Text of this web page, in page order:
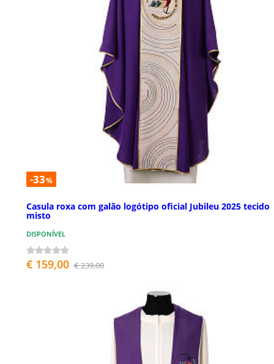
-33%
Casula roxa com galão logótipo oficial Jubileu 2025 tecido
misto
DISPONÍVEL
€ 159,00 € 239,00